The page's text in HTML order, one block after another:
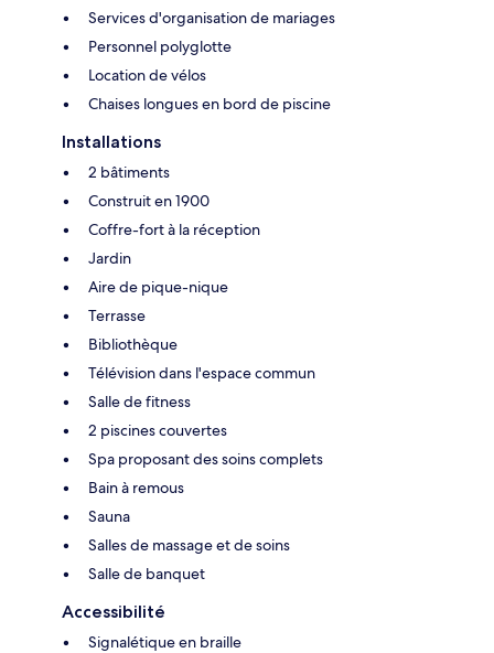
Services d'organisation de mariages
Personnel polyglotte
Location de vélos
Chaises longues en bord de piscine
Installations
2 bâtiments
Construit en 1900
Coffre-fort à la réception
Jardin
Aire de pique-nique
Terrasse
Bibliothèque
Télévision dans l'espace commun
Salle de fitness
2 piscines couvertes
Spa proposant des soins complets
Bain à remous
Sauna
Salles de massage et de soins
Salle de banquet
Accessibilité
Signalétique en braille